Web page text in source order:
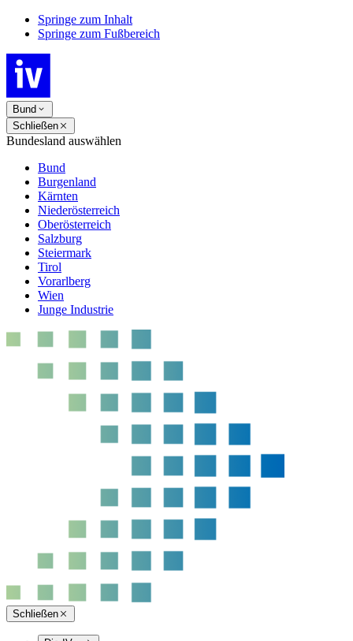
Springe zum Inhalt
Springe zum Fußbereich
Bund
Schließen
Bundesland auswählen
Bund
Burgenland
Kärnten
Niederösterreich
Oberösterreich
Salzburg
Steiermark
Tirol
Vorarlberg
Wien
Junge Industrie
Schließen